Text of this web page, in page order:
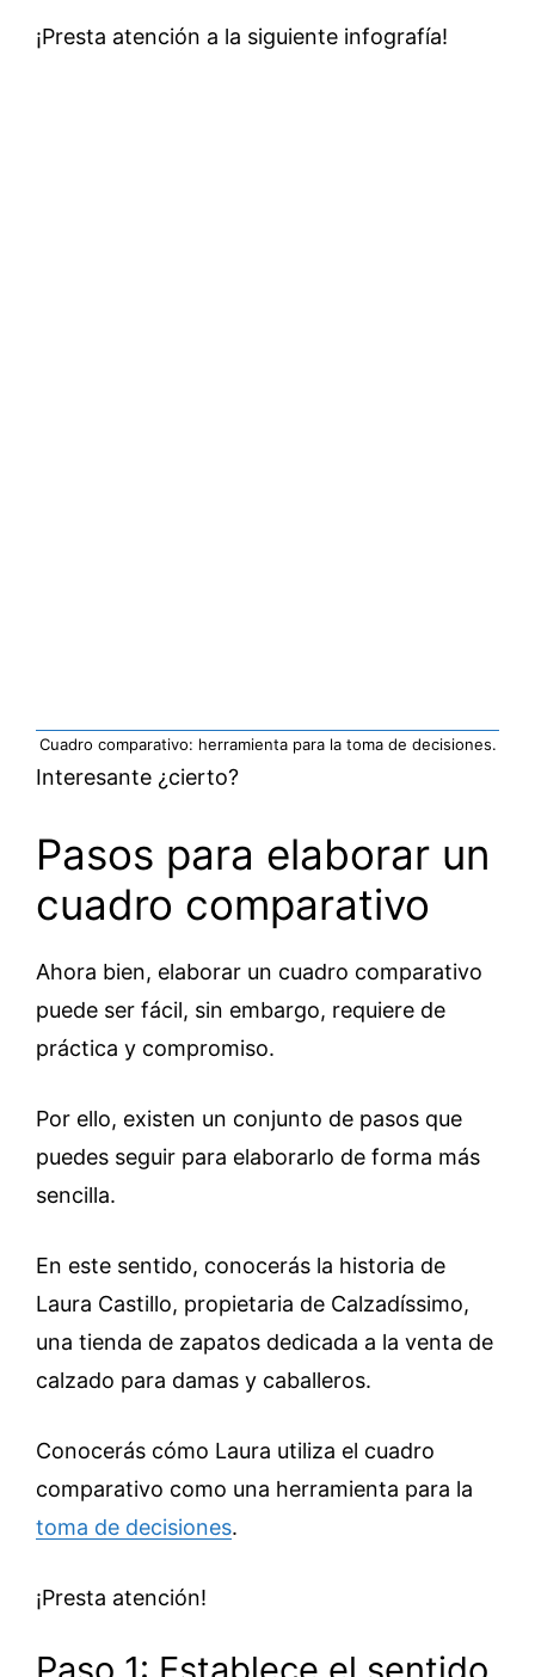
¡Presta atención a la siguiente infografía!
Cuadro comparativo: herramienta para la toma de decisiones.
Interesante ¿cierto?
Pasos para elaborar un
cuadro comparativo
Ahora bien, elaborar un cuadro comparativo
puede ser fácil, sin embargo, requiere de
práctica y compromiso.
Por ello, existen un conjunto de pasos que
puedes seguir para elaborarlo de forma más
sencilla.
En este sentido, conocerás la historia de
Laura Castillo, propietaria de Calzadíssimo,
una tienda de zapatos dedicada a la venta de
calzado para damas y caballeros.
Conocerás cómo Laura utiliza el cuadro
comparativo como una herramienta para la
toma de decisiones.
¡Presta atención!